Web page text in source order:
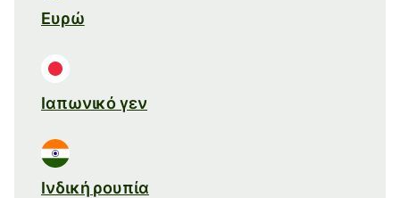
Ευρώ
Ιαπωνικό γεν
Ινδική ρουπία